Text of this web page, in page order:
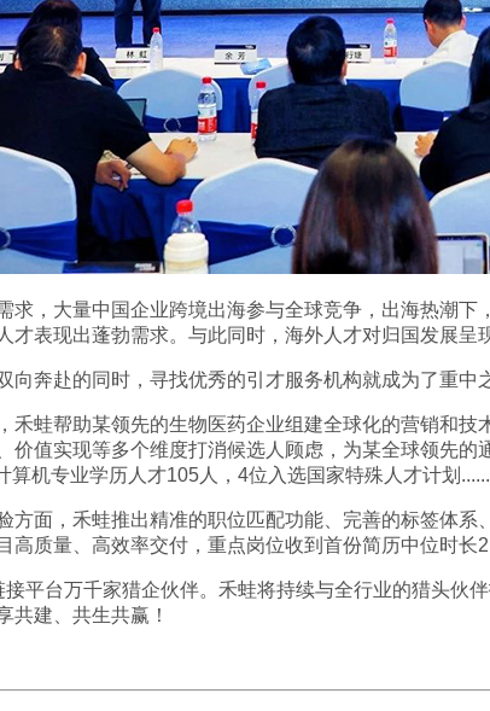
求，大量中国企业跨境出海参与全球竞争，出海热潮
才表现出蓬勃需求。与此同时，海外人才对归国发展呈
向奔赴的同时，寻找优秀的引才服务机构就成为了重中
禾蛙帮助某领先的生物医药企业组建全球化的营销和
价值实现等多个维度打消候选人顾虑，为某全球领先
算机专业学历人才105人，4位入选国家特殊人才计划......
方面，禾蛙推出精准的职位匹配功能、完善的标签体
高质量、高效率交付，重点岗位收到首份简历中位时长
平台万千家猎企伙伴。禾蛙将持续与全行业的猎头伙
共建、共生共赢！